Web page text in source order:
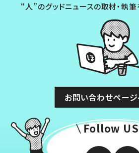
“人”のグッドニュースの取材・執
お問い合わせペー
Follow